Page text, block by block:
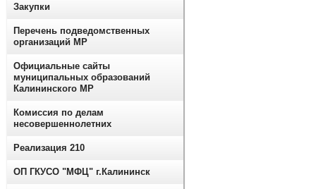
Закупки
Перечень подведомственных
организаций МР
Официальные сайты
муниципальных образований
Калининского МР
Комиссия по делам
несовершеннолетних
Реализация 210
ОП ГКУСО "МФЦ" г.Калининск